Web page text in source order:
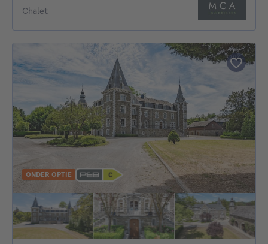
Chalet
ONDER OPTIE